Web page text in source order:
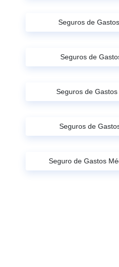
Seguros de
Seguros de
Seguros de
Seguros de
Seguro de Gastos